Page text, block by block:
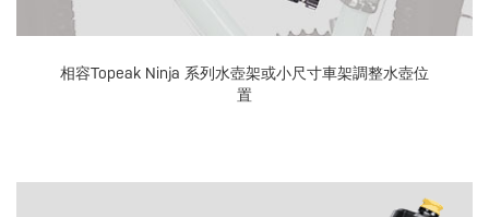
相容Topeak Ninja 系列水壺架或小尺寸車架調整水壺位
置